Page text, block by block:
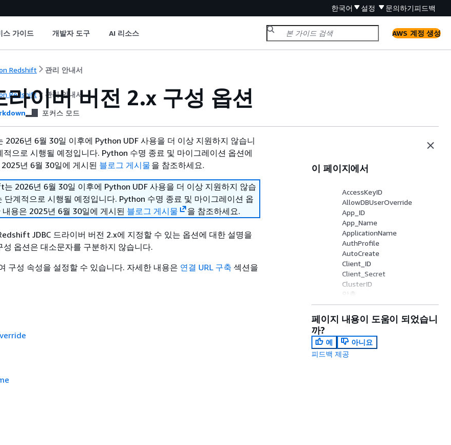
한국어 설정 문의하기피드백
스 가이드 개발자 도구 AI 리소스 AWS 계정 생성
Redshift 관리 안내서
Redshift 관리 안내서
라이버 버전 2.x 구성 옵션
포커스 모드
년 6월 30일 이후에 Python UDF 사용을 더 이상 지원하지 않습니
적으로 시행될 예정입니다. Python 수명 종료 및 마이그레이션 옵션에
년 6월 30일에 게시된 블로그 게시물 을 참조하세요.
2026년 6월 30일 이후에 Python UDF 사용을 더 이상 지원하지 않습
단계적으로 시행될 예정입니다. Python 수명 종료 및 마이그레이션 옵
용은 2025년 6월 30일에 게시된 블로그 게시물 을 참조하세요.
JDBC 드라이버 버전 2.x에 지정할 수 있는 옵션에 대한 설명을
성 옵션은 대소문자를 구분하지 않습니다.
구성 속성을 설정할 수 있습니다. 자세한 내용은 연결 URL 구축 섹션을
이 페이지에서
AccessKeyID
AllowDBUserOverride
App_ID
App_Name
ApplicationName
AuthProfile
AutoCreate
Client_ID
Client_Secret
ClusterID
압축
connectTimeout
connectionTimezone
databaseMetadataCurrentD
bOnly
DbUser
DbGroups
페이지 내용이 도움이 되었습니
까?
예
아니요
피드백 제공